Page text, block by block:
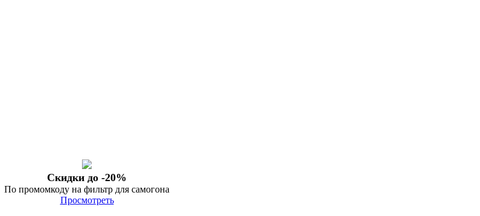
Скидки до -20%
По промомкоду на фильтр для самогона
Просмотреть